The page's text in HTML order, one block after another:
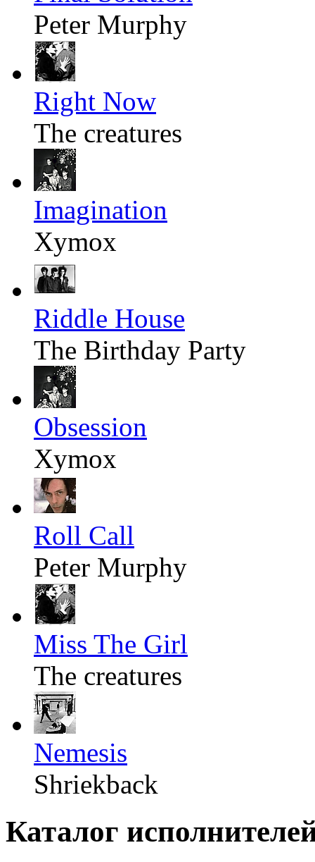
Peter Murphy
Right Now
The creatures
Imagination
Xymox
Riddle House
The Birthday Party
Obsession
Xymox
Roll Call
Peter Murphy
Miss The Girl
The creatures
Nemesis
Shriekback
Каталог